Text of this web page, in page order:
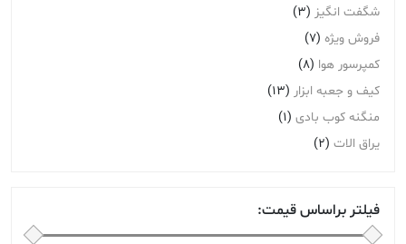
شگفت انگیز (3)
فروش ویژه (7)
کمپرسور هوا (8)
کیف و جعبه ابزار (13)
منگنه کوب بادی (1)
یراق الات (2)
فیلتر براساس قیمت: